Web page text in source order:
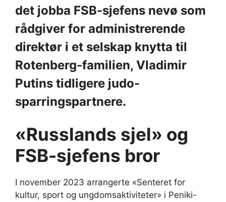
det jobba FSB-sjefens nevø som
rådgiver for administrerende
direktør i et selskap knytta til
Rotenberg-familien, Vladimir
Putins tidligere judo-
sparringspartnere.
«Russlands sjel» og
FSB-sjefens bror
I november 2023 arrangerte «Senteret for
kultur, sport og ungdomsaktiviteter» i Peniki-